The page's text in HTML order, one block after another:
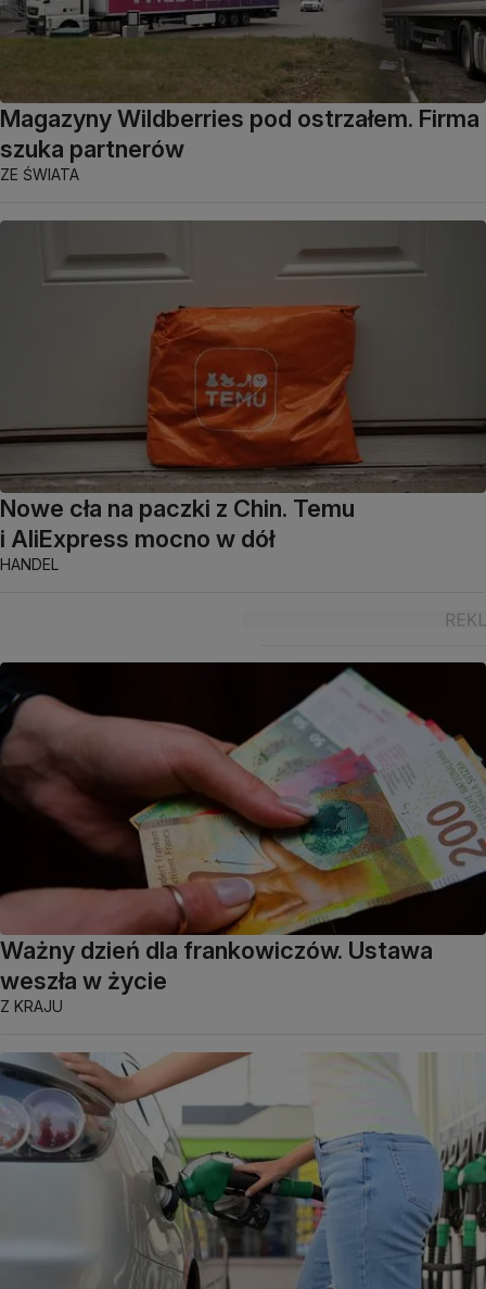
Magazyny Wildberries pod ostrzałem. Firma
szuka partnerów
ZE ŚWIATA
Nowe cła na paczki z Chin. Temu
i AliExpress mocno w dół
HANDEL
Ważny dzień dla frankowiczów. Ustawa
weszła w życie
Z KRAJU